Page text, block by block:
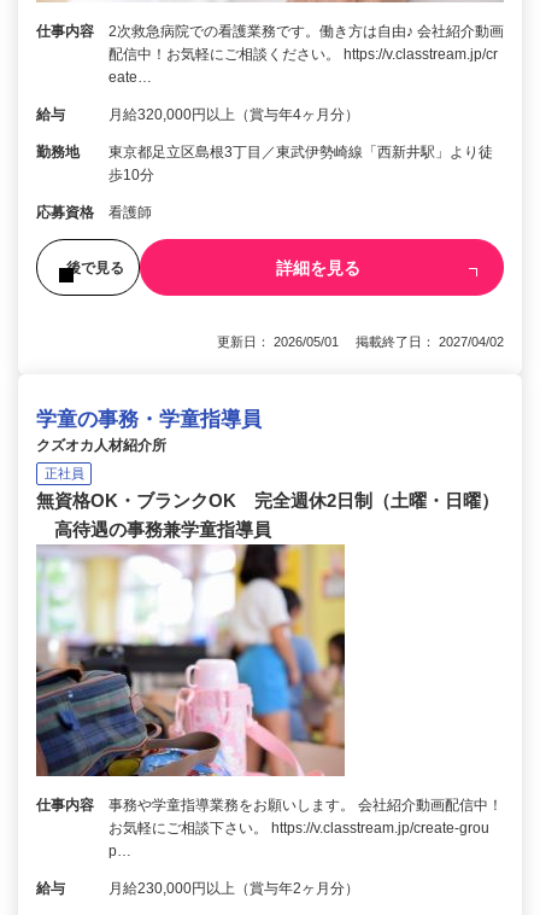
仕事内容
2次救急病院での看護業務です。働き方は自由♪ 会社紹介動画
配信中！お気軽にご相談ください。 https://v.classtream.jp/cr
eate…
給与 月給320,000円以上（賞与年4ヶ月分）
勤務地
東京都足立区島根3丁目／東武伊勢崎線「西新井駅」より徒
歩10分
応募資格 看護師
後で見る 詳細を見る
更新日： 2026/05/01 掲載終了日： 2027/04/02
学童の事務・学童指導員
クズオカ人材紹介所
正社員
無資格OK・ブランクOK 完全週休2日制（土曜・日曜）
高待遇の事務兼学童指導員
仕事内容
事務や学童指導業務をお願いします。 会社紹介動画配信中！
お気軽にご相談下さい。 https://v.classtream.jp/create-grou
p…
給与 月給230,000円以上（賞与年2ヶ月分）